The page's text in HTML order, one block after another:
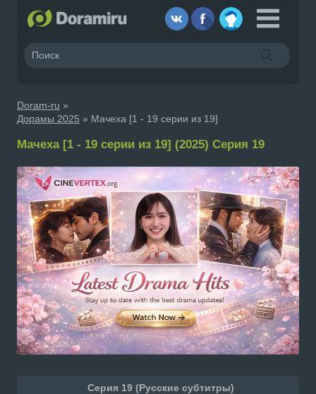
Doram-ru »
Дорамы 2025 » Мачеха [1 - 19 серии из 19]
Мачеха [1 - 19 серии из 19] (2025) Серия 19
Серия 19 (Русские субтитры)